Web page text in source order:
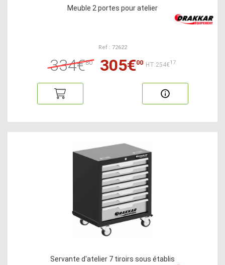
Meuble 2 portes pour atelier
Ref : 72622
334€80 305€00 HT:254€17
Servante d'atelier 7 tiroirs sous établis